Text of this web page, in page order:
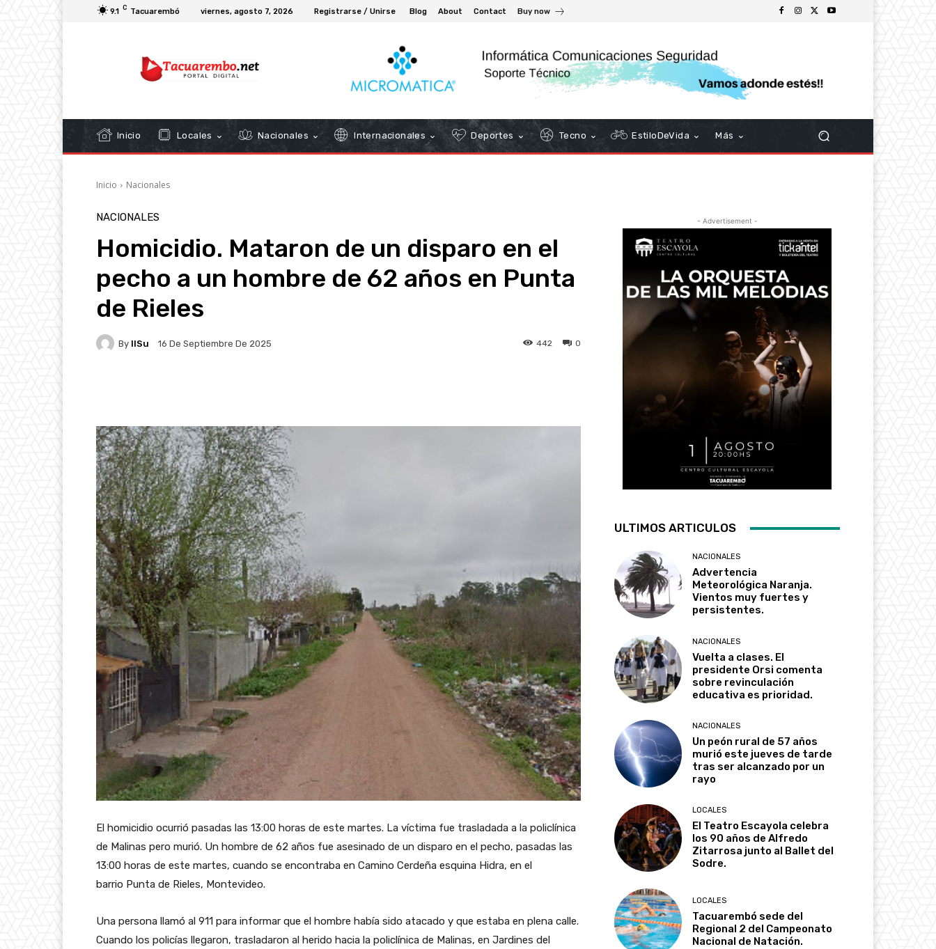
9.1 C Tacuarembó viernes, agosto 7, 2026 Registrarse / Unirse Blog About Contact Buy now
Inicio Locales Nacionales Internacionales Deportes Tecno EstiloDeVida Más
Inicio Nacionales
NACIONALES
Homicidio. Mataron de un disparo en el
pecho a un hombre de 62 años en Punta
de Rieles
By IlSu 16 De Septiembre De 2025 0
442
El homicidio ocurrió pasadas las 13:00 horas de este martes. La víctima fue trasladada a la policlínica
de Malinas pero murió. Un hombre de 62 años fue asesinado de un disparo en el pecho, pasadas las
13:00 horas de este martes, cuando se encontraba en Camino Cerdeña esquina Hidra, en el
barrio Punta de Rieles, Montevideo.
Una persona llamó al 911 para informar que el hombre había sido atacado y que estaba en plena calle.
Cuando los policías llegaron, trasladaron al herido hacia la policlínica de Malinas, en Jardines del
- Advertisement -
ULTIMOS ARTICULOS
NACIONALES
Advertencia
Meteorológica Naranja.
Vientos muy fuertes y
persistentes.
NACIONALES
Vuelta a clases. El
presidente Orsi comenta
sobre revinculación
educativa es prioridad.
NACIONALES
Un peón rural de 57 años
murió este jueves de tarde
tras ser alcanzado por un
rayo
LOCALES
El Teatro Escayola celebra
los 90 años de Alfredo
Zitarrosa junto al Ballet del
Sodre.
LOCALES
Tacuarembó sede del
Regional 2 del Campeonato
Nacional de Natación.